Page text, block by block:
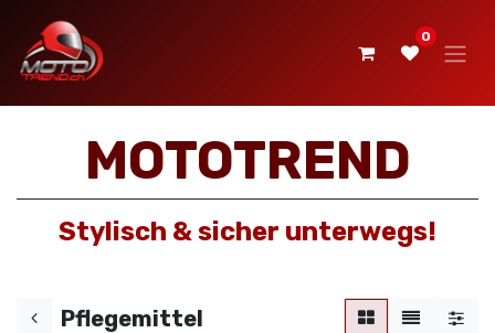
0
MOTOTREND
Stylisch & sicher unterwegs!
Pflegemittel